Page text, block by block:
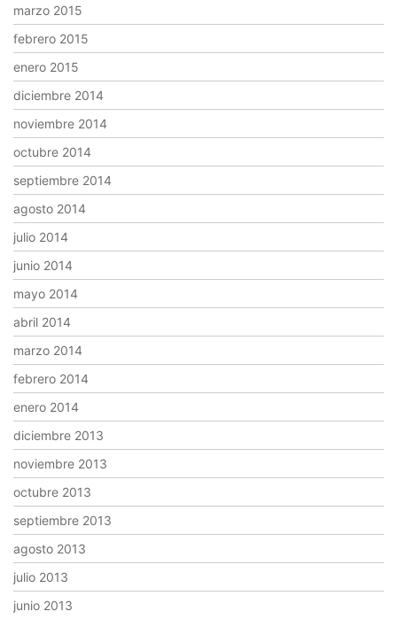
marzo 2015
febrero 2015
enero 2015
diciembre 2014
noviembre 2014
octubre 2014
septiembre 2014
agosto 2014
julio 2014
junio 2014
mayo 2014
abril 2014
marzo 2014
febrero 2014
enero 2014
diciembre 2013
noviembre 2013
octubre 2013
septiembre 2013
agosto 2013
julio 2013
junio 2013